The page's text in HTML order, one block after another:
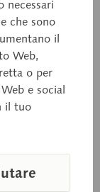
necessari
che sono
il
Web,
o per
e social
il tuo